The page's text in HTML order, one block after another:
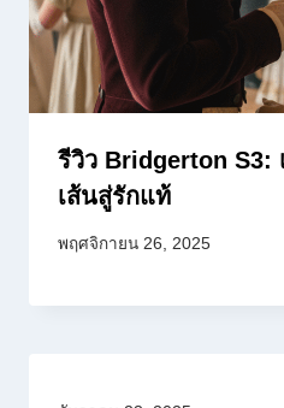
รีวิว Bridgerton S3:
เส้นสู่รักแท้
พฤศจิกายน 26, 2025